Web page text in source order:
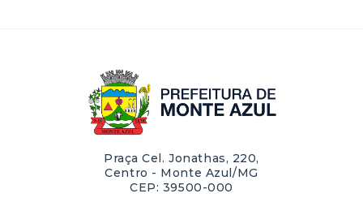
Praça Cel. Jonathas, 220,
Centro - Monte Azul/MG
CEP: 39500-000